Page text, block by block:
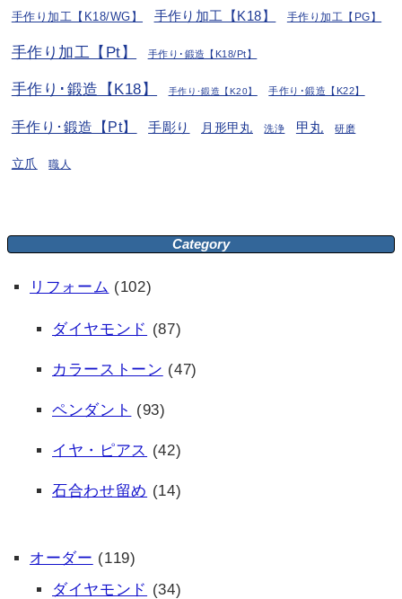
手作り加工【K18/WG】 手作り加工【K18】 手作り加工【PG】
手作り加工【Pt】 手作り･鍛造【K18/Pt】
手作り･鍛造【K18】 手作り･鍛造【K20】 手作り･鍛造【K22】
手作り･鍛造【Pt】 手彫り 月形甲丸 洗浄 甲丸 研磨
立爪 職人
Category
リフォーム (102)
ダイヤモンド (87)
カラーストーン (47)
ペンダント (93)
イヤ・ピアス (42)
石合わせ留め (14)
オーダー (119)
ダイヤモンド (34)